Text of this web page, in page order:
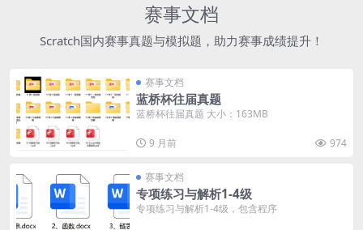
赛事文档
Scratch国内赛事真题与模拟题，助力赛事成绩提升！
赛事文档
蓝桥杯往届真题
蓝桥杯往届真题 大小：163MB
9 月前 974
赛事文档
专项练习与解析1-4级
专项练习与解析1-4级，包含程序